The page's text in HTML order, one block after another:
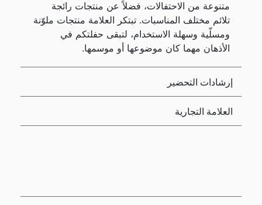
متنوعة من الاحتفالات، فضلاً عن منتجات رائجة
تلائم مختلف المناسبات. تبتكر العلامة منتجات ملوّنة
ومسلّية وسهلة الاستخدام، لتبقى حفلتكم في
الأذهان مهما كان موضوعها أو موسمها.
إرشادات التحضير
العلامة التجارية